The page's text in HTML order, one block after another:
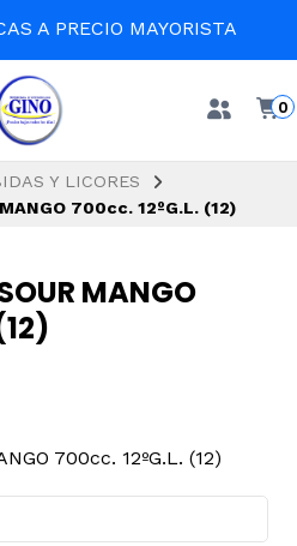
A PRECIO MAYORISTA
0
Y LICORES
700cc. 12ºG.L. (12)
MANGO
700cc. 12ºG.L. (12)